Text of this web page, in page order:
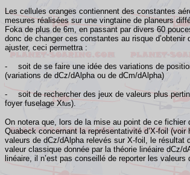
Les cellules oranges contiennent des constantes
mesures réalisées sur une vingtaine de planeurs
Foka de plus de 6m, en passant par divers 60
donc de changer ces constantes au risque
ajuster, ceci permettra :
-
soit de se faire une idée des variations de
(variations de dCz/dAlpha ou de dCm/dAlpha)
- soit de rechercher des jeux de valeurs plus
foyer fuselage Xfus).
On notera que, lors de la mise au point de ce
Quabeck concernant la représentativité d’X-foil
valeurs de dCz/dAlpha relevés sur X-foil, le résultat
valeur classique donnée par la théorie linéaire dCz/
linéaire, il n’est pas conseillé de reporter les